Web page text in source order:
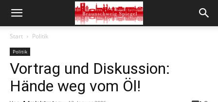
Start Politik
Politik
Vortrag und Diskussion:
Hände weg vom Öl!